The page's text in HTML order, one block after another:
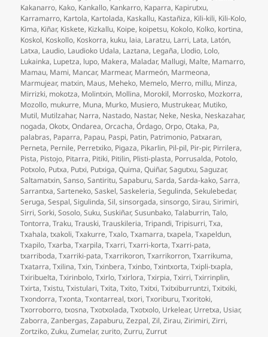
Kakanarro, Kako, Kankallo, Kankarro, Kaparra, Kapirutxu,
Karramarro, Kartola, Kartolada, Kaskallu, Kastañiza, Kili-kili, Kili-Kolo,
Kima, Kiñar, Kiskete, Kizkallu, Koipe, koipetsu, Kokolo, Kolko, kortina,
Koskol, Koskollo, Koskorra, kuku, laia, Laratzu, Larri, Lata, Latón,
Latxa, Laudio, Laudioko Udala, Laztana, Legaña, Llodio, Lolo,
Lukainka, Lupetza, lupo, Makera, Maladar, Mallugi, Malte, Mamarro,
Mamau, Mami, Mancar, Marmear, Marmeón, Marmeona,
Marmujear, matxin, Maus, Meheko, Memelo, Merro, millu, Minza,
Mirrizki, mokotza, Molintxin, Mollina, Morokil, Morrosko, Mozkorra,
Mozollo, mukurre, Muna, Murko, Musiero, Mustrukear, Mutiko,
Mutil, Mutilzahar, Narra, Nastado, Nastar, Neke, Neska, Neskazahar,
nogada,Okotx,Ondarea,Orcacha,Órdago,Orpo,Otaka, Pa,
palabras, Paparra, Papau, Paspi, Patin, Patrimonio, Patxaran,
Perneta, Pernile, Perretxiko, Pigaza, Pikarlin, Pil-pil, Pir-pir, Pirrilera,
Pista, Pistojo, Pitarra, Pitiki, Pitilin, Plisti-plasta, Porrusalda, Potolo,
Potxolo, Putxa, Putxi, Putxiga,Quima,Quiñar,Sagutxu,Saguzar,
Saltamatxin,Sanso,Santiritu,Sapaburu,Sarda,Sarda-kako,Sarra,
Sarrantxa,Sarteneko,Saskel,Saskeleria,Segulinda,Sekulebedar,
Seruga,Sespal,Sigulinda,Sil,sinsorgada,sinsorgo,Sirau,Sirimiri,
Sirri,Sorki,Sosolo,Suku,Suskiñar,Susunbako,Talaburrin,Talo,
Tontorra,Traku,Trauski,Trauskileria,Tripandi,Tripisurri,Txa,
Txahala,txakoli,Txakurre,Txalo,Txamarra,txapela,Txapeldun,
Txapilo,Txarba,Txarpila,Txarri,Txarri-korta,Txarri-pata,
txarriboda,Txarriki-pata,Txarrikoron,Txarrikorron,Txarrikuma,
Txatarra,Txilina,Txin,Txinbera,Txinbo,Txintxorta,Txipli-txapla,
Txiribuelta,Txirinbolo,Txirlo,Txirlora,Txirpia,Txirri,Txirrinplin,
Txirta,Txistu,Txistulari,Txita,Txito,Txitxi,Txitxiburruntzi,Txitxiki,
Txondorra,Txonta,Txontarreal,txori,Txoriburu,Txoritoki,
Txorroborro,txosna,Txotxolada,Txotxolo, Urkelear, Urretxa, Usiar,
Zaborra,Zanbergas,Zapaburu,Zezpal,Zil,Zirau,Zirimiri,Zirri,
Zortziko,Zuku,Zumelar,zurito,Zurru,Zurrut